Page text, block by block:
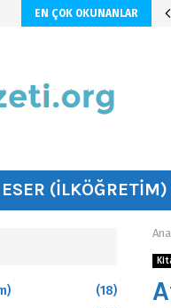
EN ÇOK OKUNANLAR
(İLKÖĞRETIM)
(18)